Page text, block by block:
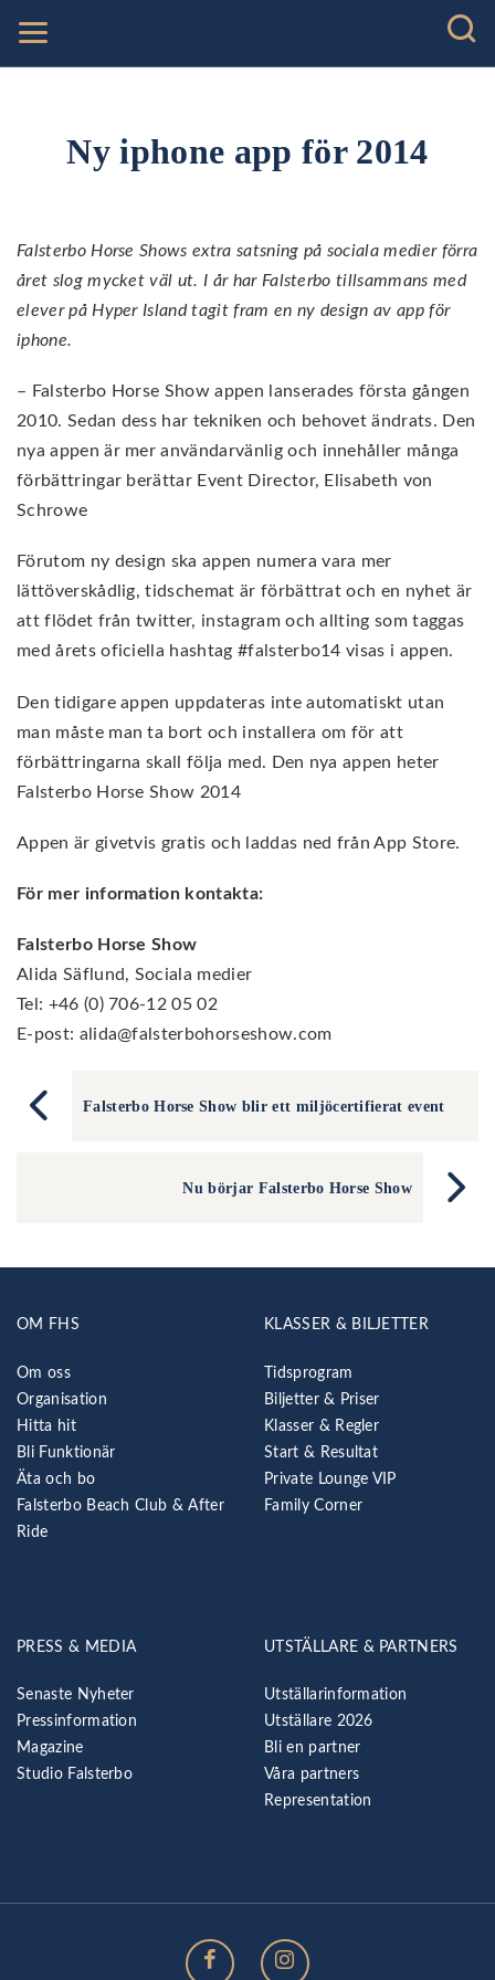
Ny iphone app för 2014
Falsterbo Horse Shows extra satsning på sociala medier förra
året slog mycket väl ut. I år har Falsterbo tillsammans med
elever på Hyper Island tagit fram en ny design av app för
iphone.
– Falsterbo Horse Show appen lanserades första gången
2010. Sedan dess har tekniken och behovet ändrats. Den
nya appen är mer användarvänlig och innehåller många
förbättringar berättar Event Director, Elisabeth von
Schrowe
Förutom ny design ska appen numera vara mer
lättöverskådlig, tidschemat är förbättrat och en nyhet är
att flödet från twitter, instagram och allting som taggas
med årets oficiella hashtag #falsterbo14 visas i appen.
Den tidigare appen uppdateras inte automatiskt utan
man måste man ta bort och installera om för att
förbättringarna skall följa med. Den nya appen heter
Falsterbo Horse Show 2014
Appen är givetvis gratis och laddas ned från App Store.
För mer information kontakta:
Falsterbo Horse Show
Alida Säflund, Sociala medier
Tel: +46 (0) 706-12 05 02
E-post: alida@falsterbohorseshow.com
Falsterbo Horse Show blir ett miljöcertifierat event
Nu börjar Falsterbo Horse Show
OM FHS
Om oss
Organisation
Hitta hit
Bli Funktionär
Äta och bo
Falsterbo Beach Club & After
Ride
KLASSER & BILJETTER
Tidsprogram
Biljetter & Priser
Klasser & Regler
Start & Resultat
Private Lounge VIP
Family Corner
PRESS & MEDIA
Senaste Nyheter
Pressinformation
Magazine
Studio Falsterbo
UTSTÄLLARE & PARTNERS
Utställarinformation
Utställare 2026
Bli en partner
Våra partners
Representation